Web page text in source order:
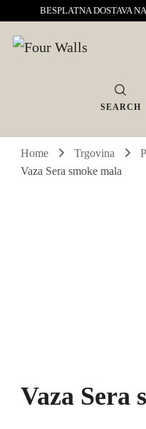
BESPLATNA DOSTAVA
Four Walls
Sve za interijer po Vašoj mjeri.
Interijeri s karakterom
SEARCH
Home Trgovina
Vaza Sera smoke mala
Vaza Sera